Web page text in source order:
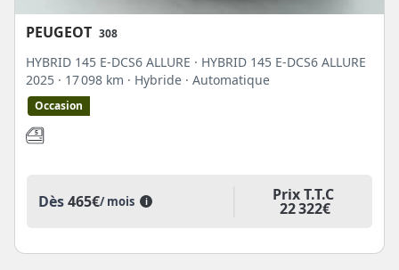
PEUGEOT 308
HYBRID 145 E-DCS6 ALLURE · HYBRID 145 E-DCS6 ALLURE
2025 · 17 098 km · Hybride · Automatique
Occasion
Dès465€/ mois i Prix T.T.C
22 322€